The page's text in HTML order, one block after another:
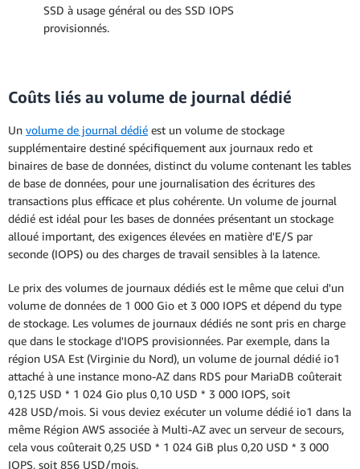
Déploiement multi-AZ (une instance
SSD à usage général ou des SSD IOPS
provisionnés.
Déploiement mono-AZ
La tarification ci-dessous s'applique à une
instance de base de données déployée
dans une seule zone de disponibilité.
Déploiement multi-AZ
Coûts liés au volume de journal dédié
Un volume de journal dédié est un volume de stockage
supplémentaire destiné spécifiquement aux journaux redo et
binaires de base de données, distinct du volume contenant les tables
de base de données, pour une journalisation des écritures des
transactions plus efficace et plus cohérente. Un volume de journal
dédié est idéal pour les bases de données présentant un stockage
alloué important, des exigences élevées en matière d'E/S par
seconde (IOPS) ou des charges de travail sensibles à la latence.
Le prix des volumes de journaux dédiés est le même que celui d'un
volume de données de 1 000 Gio et 3 000 IOPS et dépend du type
de stockage. Les volumes de journaux dédiés ne sont pris en charge
que dans le stockage d'IOPS provisionnées. Par exemple, dans la
région USA Est (Virginie du Nord), un volume de journal dédié io1
attaché à une instance mono-AZ dans RDS pour MariaDB coûterait
0,125 USD * 1 024 Gio plus 0,10 USD * 3 000 IOPS, soit
428 USD/mois. Si vous deviez exécuter un volume dédié io1 dans la
même Région AWS associée à Multi-AZ avec un serveur de secours,
cela vous coûterait 0,25 USD * 1 024 GiB plus 0,20 USD * 3 000
IOPS, soit 856 USD/mois.